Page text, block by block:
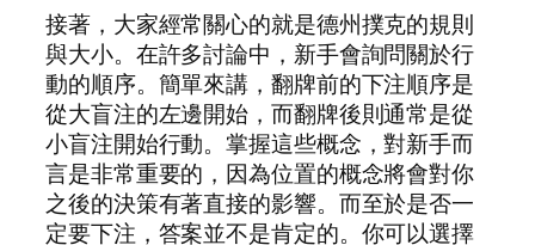
接著，大家經常關心的就是德州撲克的規則
與大小。在許多討論中，新手會詢問關於行
動的順序。簡單來講，翻牌前的下注順序是
從大盲注的左邊開始，而翻牌後則通常是從
小盲注開始行動。掌握這些概念，對新手而
言是非常重要的，因為位置的概念將會對你
之後的決策有著直接的影響。而至於是否一
定要下注，答案並不是肯定的。你可以選擇